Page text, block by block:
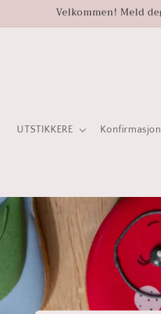
Velkommen! Meld
UTSTIKKERE